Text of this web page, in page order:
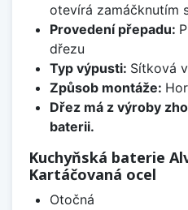
otevírá zamáčknutím
Provedení přepadu:
dřezu
Typ výpusti: Sítková
Způsob montáže:
Dřez má z výroby
baterii.
Kuchyňská baterie
Kartáčovaná ocel
Otočná